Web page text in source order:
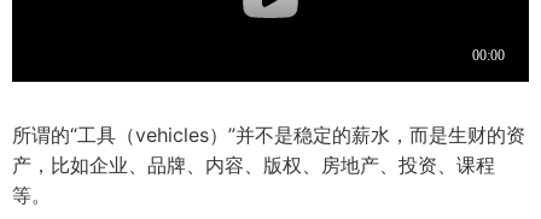
所谓的“工具（vehicles）”并不是稳定的薪水，而是生财的资
产，比如企业、品牌、内容、版权、房地产、投资、课程
等。